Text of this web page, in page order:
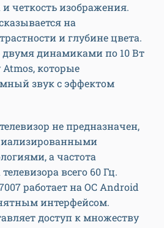
четкость изображения.
на
и глубине цвета.
двумя динамиками по 10 Вт
которые
звук с эффектом
не предназначен,
а частота
всего 60 Гц.
работает на ОС Android
интерфейсом.
доступ к множеству